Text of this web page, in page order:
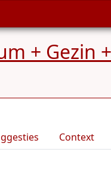
+ Gezin
Context